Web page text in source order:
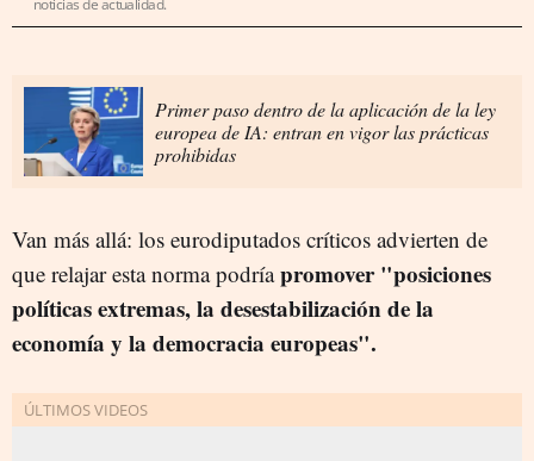
noticias de actualidad.
Primer paso dentro de la aplicación de la ley
europea de IA: entran en vigor las prácticas
prohibidas
Van más allá: los eurodiputados críticos advierten de
que relajar esta norma podríapromover "posiciones
políticas extremas, la desestabilización de la
economía y la democracia europeas".